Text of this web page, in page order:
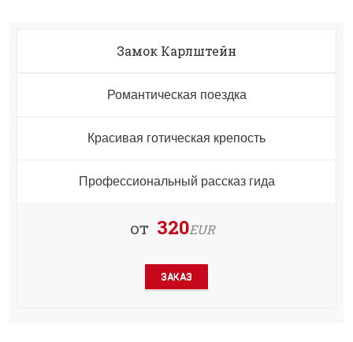
Замок Карлштейн
Романтическая поездка
Красивая готическая крепость
Профессиональный рассказ гида
от 320EUR
ЗАКАЗ